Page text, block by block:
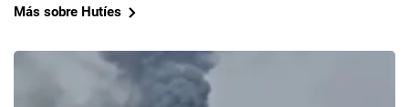
Más sobre Hutíes